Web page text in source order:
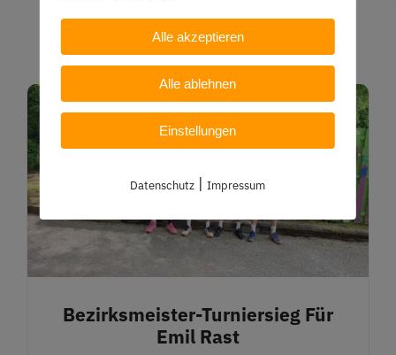
Bezirksmeister-Turniersieg Für
Emil Rast
Alle akzeptieren
Alle ablehnen
Einstellungen
Datenschutz |Impressum